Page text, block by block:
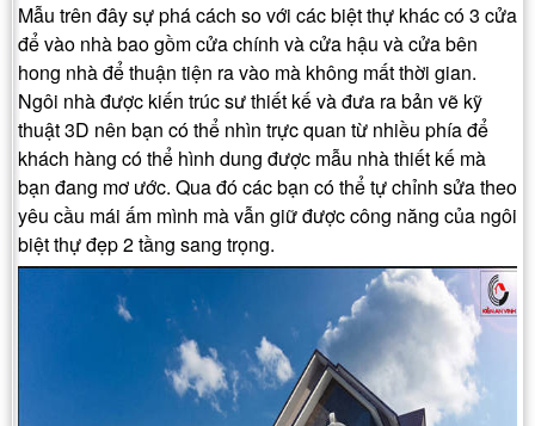
Mẫu trên đây sự phá cách so với các biệt thự khác có 3 cửa
để vào nhà bao gồm cửa chính và cửa hậu và cửa bên
hong nhà để thuận tiện ra vào mà không mất thời gian.
Ngôi nhà được kiến trúc sư thiết kế và đưa ra bản vẽ kỹ
thuật 3D nên bạn có thể nhìn trực quan từ nhiều phía để
khách hàng có thể hình dung được mẫu nhà thiết kế mà
bạn đang mơ ước. Qua đó các bạn có thể tự chỉnh sửa theo
yêu cầu mái ấm mình mà vẫn giữ được công năng của ngôi
biệt thự đẹp 2 tầng sang trọng.